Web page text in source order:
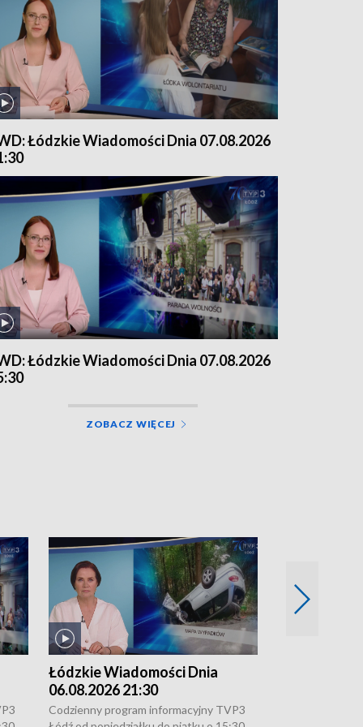
Łódzkie Wiadomości Dnia 07.08.2026
Łódzkie Wiadomości Dnia 07.08.2026
ZOBACZ WIĘCEJ
Łódzkie Wiadomości Dnia
06.08.2026 21:30
Codzienny program informacyjny TVP3